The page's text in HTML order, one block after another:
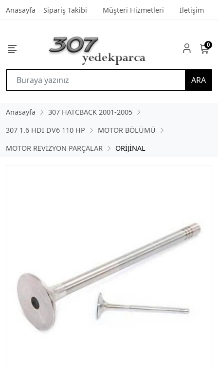
Anasayfa Sipariş Takibi Müşteri Hizmetleri İletişim
ARA
0
Anasayfa
307 HATCBACK 2001-2005
307 1.6 HDI DV6 110 HP
MOTOR BÖLÜMÜ
MOTOR REVİZYON PARÇALAR
ORİJİNAL